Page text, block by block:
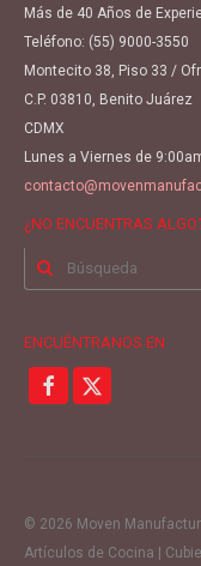
Más de 40 Años de
Teléfono: (55) 9000-3550
Montecito 38, Piso 33 /
C.P. 03810, Benito Juárez
CDMX
Lunes a Viernes de
¿NO ENCUENTRAS
Buscar
ENCUÉNTRANOS EN
© 2026 Moven
Artículos de Cocina |